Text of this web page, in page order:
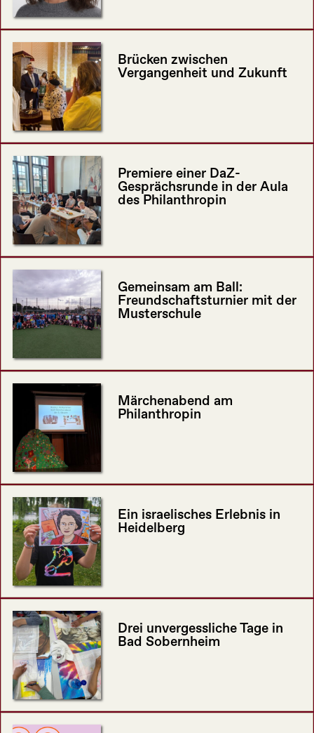
Brücken zwischen
Vergangenheit und Zukunft
Premiere einer DaZ-
Gesprächsrunde in der Aula
des Philanthropin
Gemeinsam am Ball:
Freundschaftsturnier mit der
Musterschule
Märchenabend am
Philanthropin
Ein israelisches Erlebnis in
Heidelberg
Drei unvergessliche Tage in
Bad Sobernheim